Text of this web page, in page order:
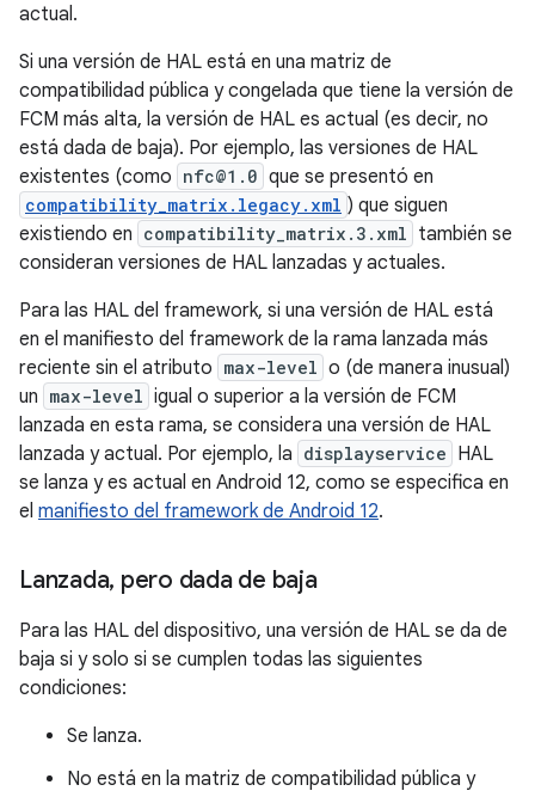
actual.
Si una versión de HAL está en una matriz de
compatibilidad pública y congelada que tiene la versión de
FCM más alta, la versión de HAL es actual (es decir, no
está dada de baja). Por ejemplo, las versiones de HAL
existentes (como nfc@1.0 que se presentó en
compatibility_matrix.legacy.xml ) que siguen
existiendo en compatibility_matrix.3.xml también se
consideran versiones de HAL lanzadas y actuales.
Para las HAL del framework, si una versión de HAL está
en el manifiesto del framework de la rama lanzada más
reciente sin el atributo max-level o (de manera inusual)
un max-level igual o superior a la versión de FCM
lanzada en esta rama, se considera una versión de HAL
lanzada y actual. Por ejemplo, la displayservice HAL
se lanza y es actual en Android 12, como se especifica en
el manifiesto del framework de Android 12.
Lanzada, pero dada de baja
Para las HAL del dispositivo, una versión de HAL se da de
baja si y solo si se cumplen todas las siguientes
condiciones:
Se lanza.
No está en la matriz de compatibilidad pública y